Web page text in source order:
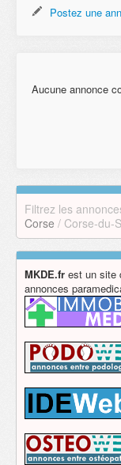
Postez une
Aucune annonce
Filtrez les
Corse / Corse-du-
MKDE.fr est un site
annonces